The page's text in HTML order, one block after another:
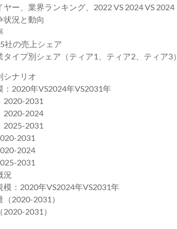
ー、業界ランキング、2022 VS 2024 VS 2024
状況と動向
社の売上シェア
イプ別シェア（ティア1、ティア2、ティア3）
シナリオ
2020年VS2024年VS2031年
2020-2031
2020-2024
2025-2031
2031
2024
2031
況
：2020年VS2024年VS2031年
2020-2031）
2031）